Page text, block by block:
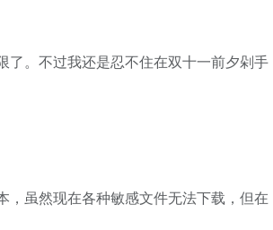
了。不过我还是忍不住在双十一前夕剁手
虽然现在各种敏感文件无法下载，但在